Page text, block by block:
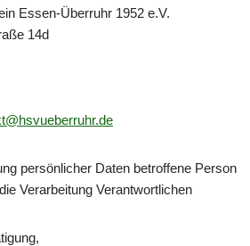
Essen-Überruhr 1952 e.V.
14d
persönlicher Daten betroffene Person
Verarbeitung Verantwortlichen